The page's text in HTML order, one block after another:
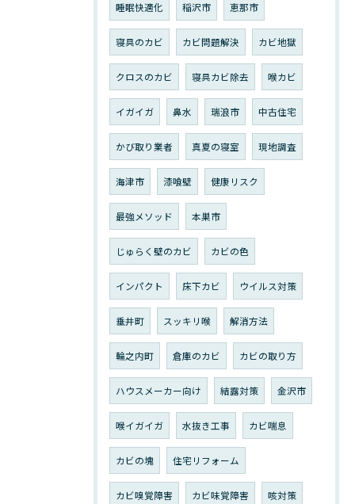
睡眠快適化 稲沢市 恵那市
寝具のカビ カビ問題解決 カビ地獄
クロスのカビ 寝具カビ除去 喉カビ
イガイガ 鼻水 瑞浪市 中古住宅
かび取り業者 真夏の寝室 現地調査
海津市 漆喰壁 健康リスク
最強メソッド 本巣市
じゅらく壁のカビ カビの色
インパクト 床下カビ ウイルス対策
垂井町 スッキリ喉 解消方法
輪之内町 倉庫のカビ カビの取り方
ハウスメーカー向け 結露対策 金沢市
喉イガイガ 水抜き工事 カビ喘息
カビの塊 住宅リフォーム
カビ嗅覚障害 カビ味覚障害 咳対策